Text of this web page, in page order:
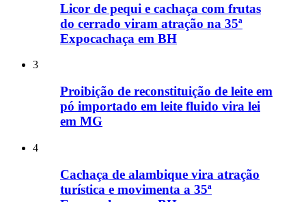
Licor de pequi e cachaça com frutas
do cerrado viram atração na 35ª
Expocachaça em BH
3
Proibição de reconstituição de leite em
pó importado em leite fluido vira lei
em MG
4
Cachaça de alambique vira atração
turística e movimenta a 35ª